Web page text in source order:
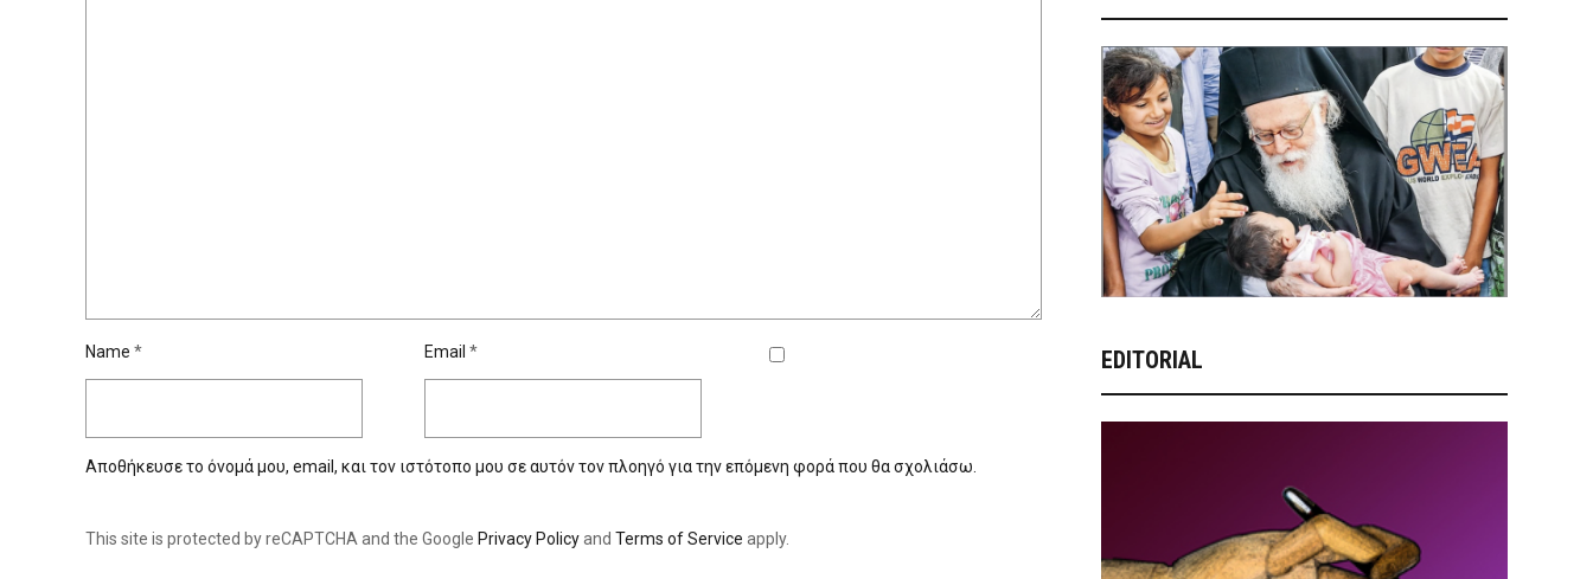
Name * Email *
Αποθήκευσε το όνομά μου, email, και τον ιστότοπο μου σε αυτόν τον πλοηγό για την επόμενη φορά που θα σχολιάσω.
This site is protected by reCAPTCHA and the Google Privacy Policyand Terms of Service apply.
EDITORIAL